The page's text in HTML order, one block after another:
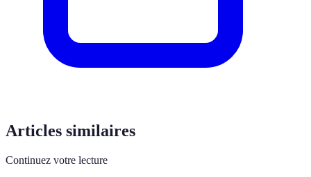
Articles similaires
Continuez votre lecture